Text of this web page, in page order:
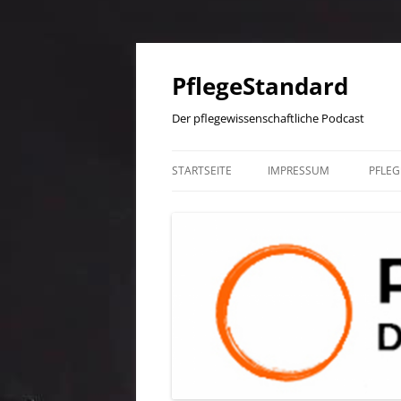
PflegeStandard
Der pflegewissenschaftliche Podcast
STARTSEITE IMPRESSUM